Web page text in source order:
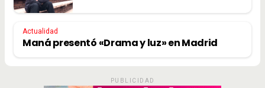
Actualidad
Maná presentó «Drama y luz» en Madrid
PUBLICIDAD